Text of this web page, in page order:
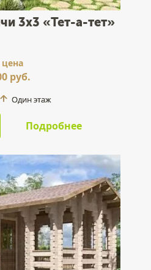
3x3 «Тет-а-тет»
руб.
Один этаж
Подробнее